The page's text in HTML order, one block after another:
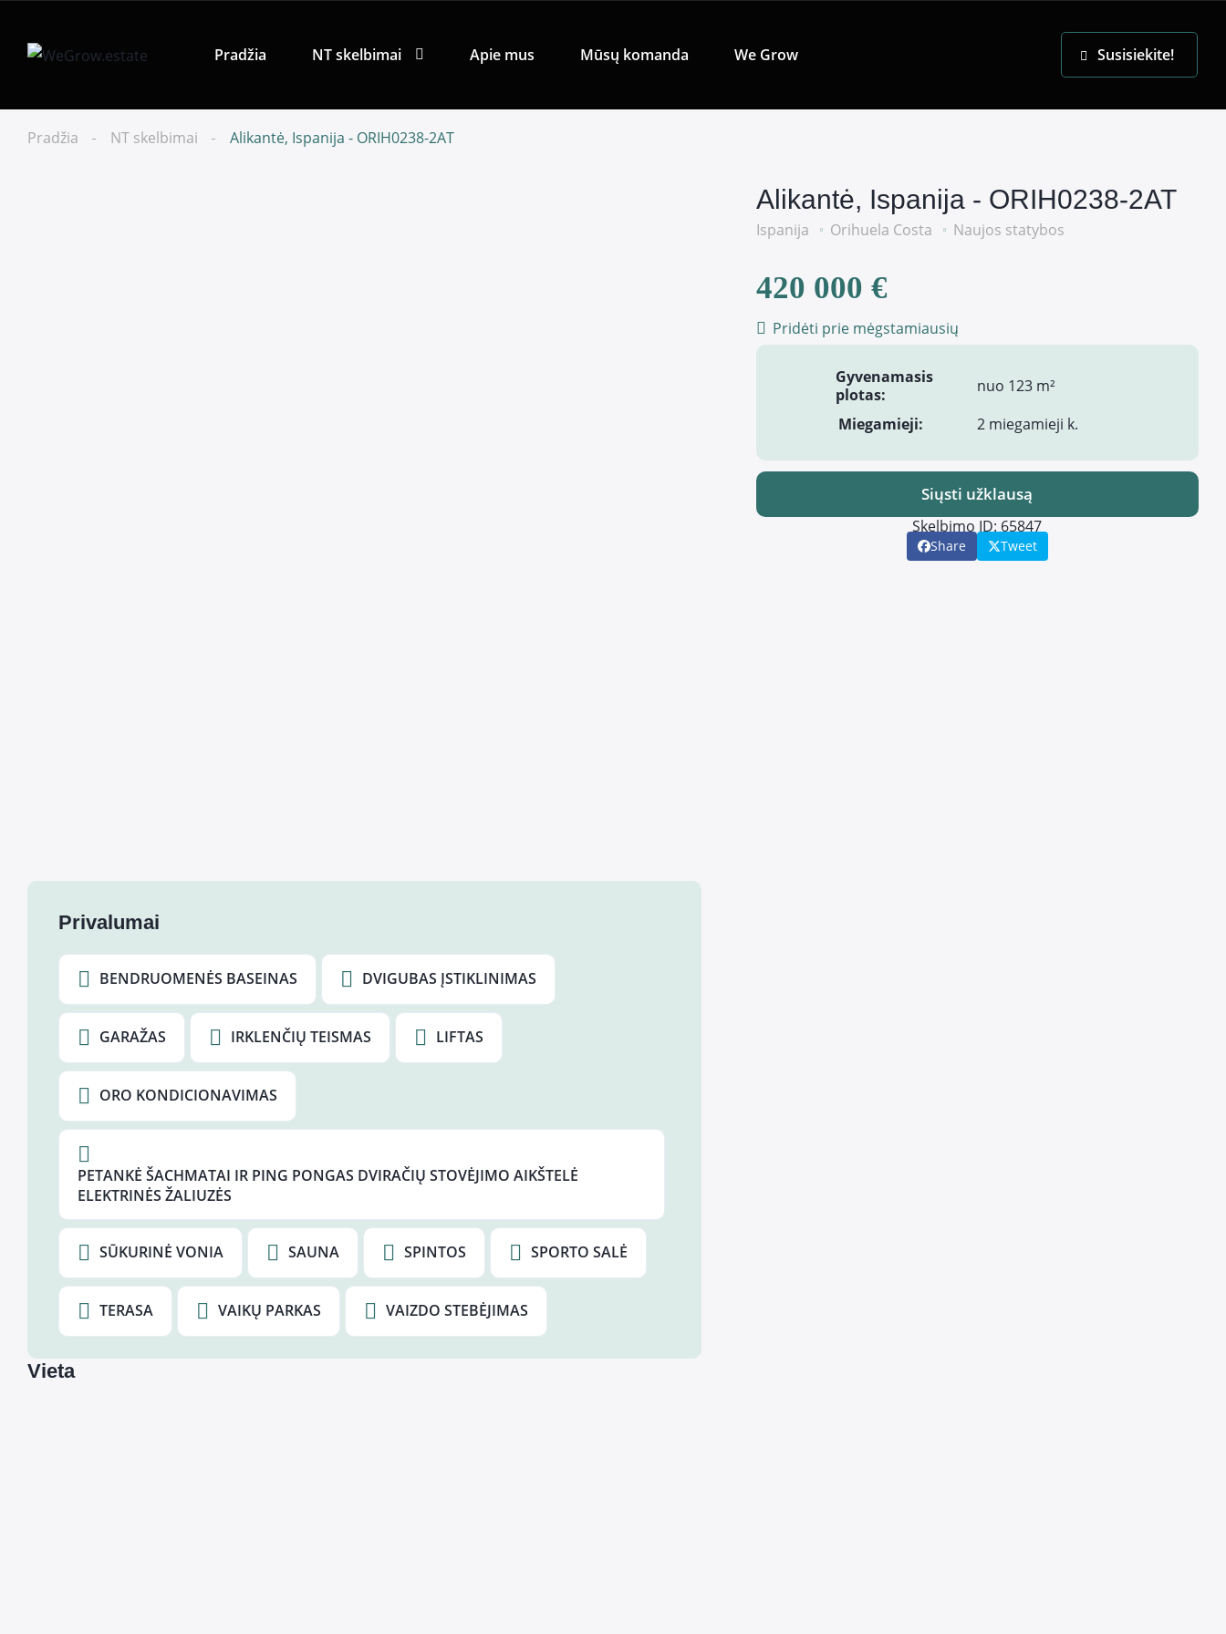
Pradžia NT skelbimai Apie mus Mūsų komanda We Grow Susisiekite!
Pradžia NT skelbimai Alikantė, Ispanija - ORIH0238-2AT
Privalumai
BENDRUOMENĖS BASEINAS DVIGUBAS ĮSTIKLINIMAS
GARAŽAS IRKLENČIŲ TEISMAS LIFTAS
ORO KONDICIONAVIMAS
PETANKĖ ŠACHMATAI IR PING PONGAS DVIRAČIŲ STOVĖJIMO AIKŠTELĖ
ELEKTRINĖS ŽALIUZĖS
SŪKURINĖ VONIA SAUNA SPINTOS SPORTO SALĖ
TERASA VAIKŲ PARKAS VAIZDO STEBĖJIMAS
Vieta
Alikantė, Ispanija - ORIH0238-2AT
Ispanija Orihuela Costa Naujos statybos
420 000 €
Pridėti prie mėgstamiausių
Gyvenamasis
plotas:
nuo 123 m²
Miegamieji:
2 miegamieji k.
Siųsti užklausą
Skelbimo ID: 65847
Share Tweet